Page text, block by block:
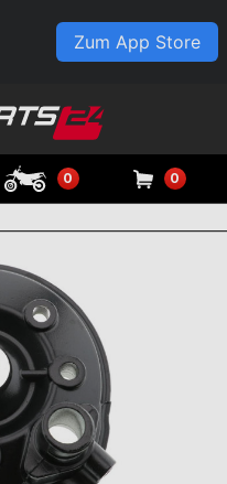
Zum App Store
0 0